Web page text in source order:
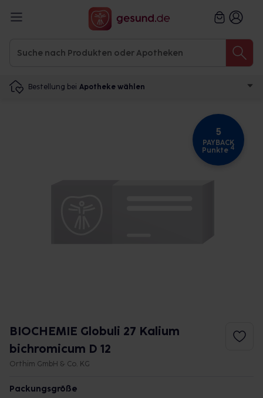
Bestellung bei Apotheke wählen
5
PAYBACK
Punkte 4
BIOCHEMIE Globuli 27 Kalium
bichromicum D 12
Orthim GmbH & Co. KG
Packungsgröße